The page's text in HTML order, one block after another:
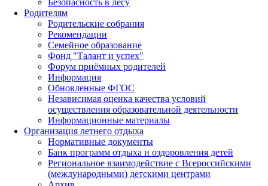
Родителям
Родительские собрания
Рекомендации
Семейное образование
Фонд "Талант и успех"
Форум приёмных родителей
Информация
Обновленные ФГОС
Независимая оценка качества условий
осуществления образовательной деятельности
Информационные материалы
Организация летнего отдыха
Нормативные документы
Банк программ отдыха и оздоровления детей
Региональное взаимодействие с Всероссийскими
(международными) детскими центрами